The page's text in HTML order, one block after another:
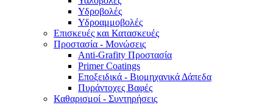
Υδροβολές
Υδροαμμοβολές
Επισκευές και Κατασκευές
Προστασία - Μονώσεις
Anti-Grafity Προστασία
Primer Coatings
Εποξειδικά - Βιομηχανικά Δάπεδα
Πυράντοχες Βαφές
Καθαρισμοί - Συντηρήσεις